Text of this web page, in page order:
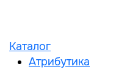
Каталог
Атрибутика